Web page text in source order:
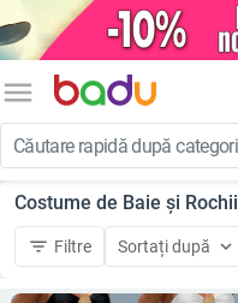
menu
Costume de Baie și Rochii
filter_list Filtre Sortați după keyboard_arrow_down